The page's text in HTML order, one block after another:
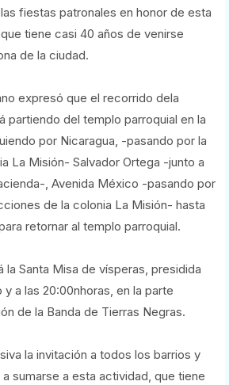
fiestas patronales en honor de esta
tiene casi 40 años de venirse
de la ciudad.
expresó que el recorrido dela
partiendo del templo parroquial en la
por Nicaragua, -pasando por la
La Misión- Salvador Ortega -junto a
, Avenida México -pasando por
de la colonia La Misión- hasta
retornar al templo parroquial.
la Santa Misa de vísperas, presidida
a las 20:00nhoras, en la parte
de la Banda de Tierras Negras.
la invitación a todos los barrios y
sumarse a esta actividad, que tiene